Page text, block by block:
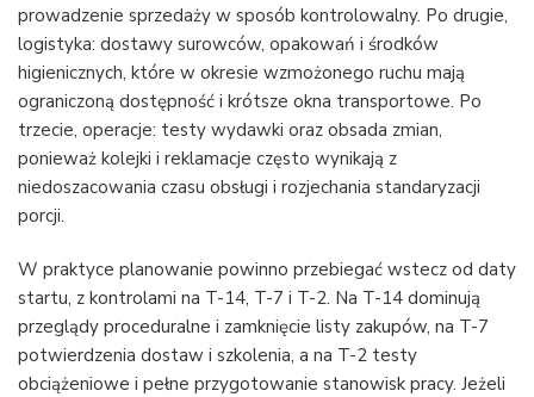
prowadzenie sprzedaży w sposób kontrolowalny. Po drugie,
logistyka: dostawy surowców, opakowań i środków
higienicznych, które w okresie wzmożonego ruchu mają
ograniczoną dostępność i krótsze okna transportowe. Po
trzecie, operacje: testy wydawki oraz obsada zmian,
ponieważ kolejki i reklamacje często wynikają z
niedoszacowania czasu obsługi i rozjechania standaryzacji
porcji.
W praktyce planowanie powinno przebiegać wstecz od daty
startu, z kontrolami na T-14, T-7 i T-2. Na T-14 dominują
przeglądy proceduralne i zamknięcie listy zakupów, na T-7
potwierdzenia dostaw i szkolenia, a na T-2 testy
obciążeniowe i pełne przygotowanie stanowisk pracy. Jeżeli